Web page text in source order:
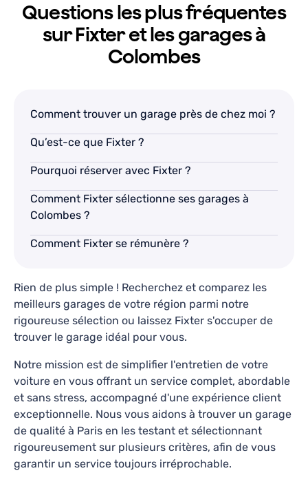
One of the best garages, honest, competent,
accommodating, and the team is very kind and
10+ 10+
Motrio - Station technique FL
4.6
TARIFS FIXTER
Lundi-Vendredi: 09h00 - 17h00
Révision, Vidange, Diagnostic, Réparations
Collecte & restitution disponible
En savoir plus
Ce qu’en disent nos clients
Je ne laisse pas souvent de commentaire sauf
quand vraiment j’ai été extrêmement surprise
Questions les plus fréquentes
sur Fixter et les garages à
Colombes
Comment trouver un garage près de chez moi ?
Qu’est-ce que Fixter ?
Pourquoi réserver avec Fixter ?
Comment Fixter sélectionne ses garages à
Colombes ?
Comment Fixter se rémunère ?
Rien de plus simple ! Recherchez et comparez les
meilleurs garages de votre région parmi notre
rigoureuse sélection ou laissez Fixter s'occuper de
trouver le garage idéal pour vous.
Notre mission est de simplifier l'entretien de votre
voiture en vous offrant un service complet, abordable
et sans stress, accompagné d'une expérience client
exceptionnelle. Nous vous aidons à trouver un garage
de qualité à Paris en les testant et sélectionnant
rigoureusement sur plusieurs critères, afin de vous
garantir un service toujours irréprochable.